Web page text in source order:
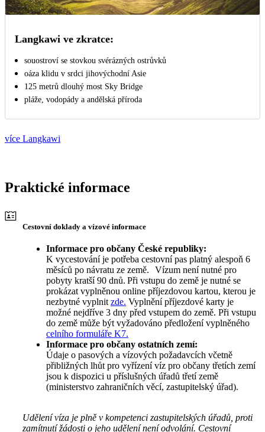
Langkawi ve zkratce:
souostroví se stovkou svérázných ostrůvků
oáza klidu v srdci jihovýchodní Asie
125 metrů dlouhý most Sky Bridge
pláže, vodopády a andělská příroda
více Langkawi
Praktické informace
Cestovní doklady a vízové informace
Informace pro občany České republiky:
K vycestování je potřeba cestovní pas platný alespoň 6
měsíců po návratu ze země. Vízum není nutné pro
pobyty kratší 90 dnů. Při vstupu do země je nutné se
prokázat vyplněnou online příjezdovou kartou, kterou je
nezbytné vyplnit zde. Vyplnění příjezdové karty je
možné nejdříve 3 dny před vstupem do země. Při vstupu
do země může být vyžadováno předložení vyplněného
celního formuláře K7.
Informace pro občany ostatních zemí:
Údaje o pasových a vízových požadavcích včetně
přibližných lhůt pro vyřízení víz pro občany třetích zemí
jsou k dispozici u příslušných úřadů třetí země
(ministerstvo zahraničních věcí, zastupitelský úřad).
Udělení víza je plně v kompetenci zastupitelských úřadů, proti
zamítnutí žádosti o jeho udělení není odvolání. Cestovní